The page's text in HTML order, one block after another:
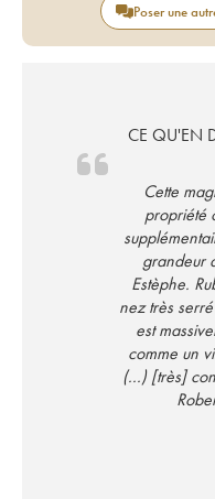
Poser une
CE QU'EN
Cette
propriété
grandeur
Estèphe.
nez très
est
comme un
(...) [très]